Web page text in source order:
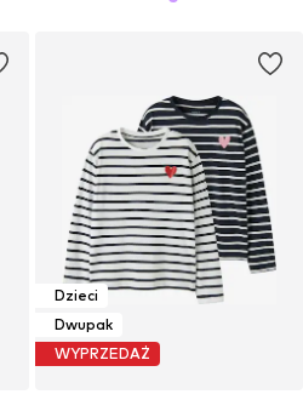
Dzieci
Dwupak
WYPRZEDAŻ